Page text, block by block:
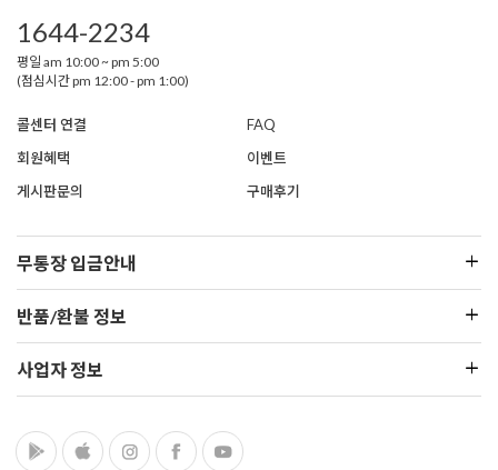
1644-2234
평일 am 10:00 ~ pm 5:00
(점심시간 pm 12:00 - pm 1:00)
콜센터 연결
FAQ
회원혜택
이벤트
게시판문의
구매후기
무통장 입금안내
반품/환불 정보
사업자 정보